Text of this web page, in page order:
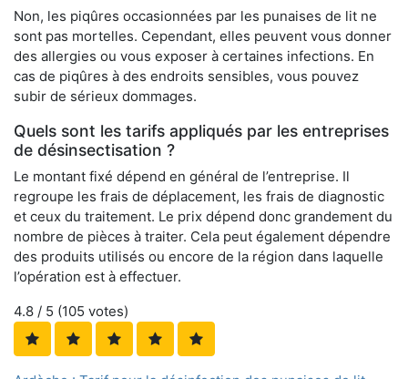
Non, les piqûres occasionnées par les punaises de lit ne
sont pas mortelles. Cependant, elles peuvent vous donner
des allergies ou vous exposer à certaines infections. En
cas de piqûres à des endroits sensibles, vous pouvez
subir de sérieux dommages.
Quels sont les tarifs appliqués par les entreprises
de désinsectisation ?
Le montant fixé dépend en général de l’entreprise. Il
regroupe les frais de déplacement, les frais de diagnostic
et ceux du traitement. Le prix dépend donc grandement du
nombre de pièces à traiter. Cela peut également dépendre
des produits utilisés ou encore de la région dans laquelle
l’opération est à effectuer.
4.8 / 5 (105 votes)